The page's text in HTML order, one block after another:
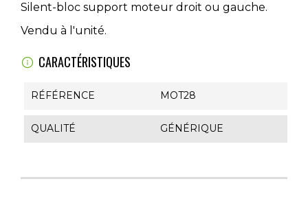
Silent-bloc support moteur droit ou gauche.
Vendu à l'unité.
CARACTÉRISTIQUES
RÉFÉRENCE MOT28
QUALITÉ GÉNÉRIQUE